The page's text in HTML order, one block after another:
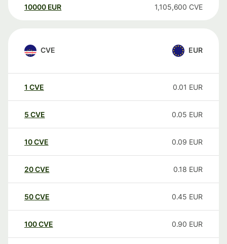
10000 EUR 1,105,600 CVE
CVE EUR
1 CVE 0.01 EUR
5 CVE 0.05 EUR
10CVE 0.09 EUR
20CVE 0.18 EUR
50CVE 0.45 EUR
100CVE 0.90 EUR